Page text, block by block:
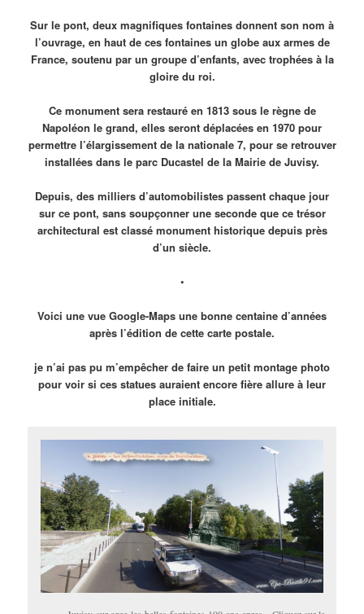
Sur le pont, deux magnifiques fontaines donnent son nom à
l’ouvrage, en haut de ces fontaines un globe aux armes de
France, soutenu par un groupe d’enfants, avec trophées à la
gloire du roi.
Ce monument sera restauré en 1813 sous le règne de
Napoléon le grand, elles seront déplacées en 1970 pour
permettre l’élargissement de la nationale 7, pour se retrouver
installées dans le parc Ducastel de la Mairie de Juvisy.
Depuis, des milliers d’automobilistes passent chaque jour
sur ce pont, sans soupçonner une seconde que ce trésor
architectural est classé monument historique depuis près
d’un siècle.
•
Voici une vue Google-Maps une bonne centaine d’années
après l’édition de cette carte postale.
je n’ai pas pu m’empêcher de faire un petit montage photo
pour voir si ces statues auraient encore fière allure à leur
place initiale.